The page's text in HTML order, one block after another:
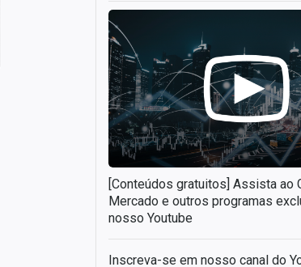
[Conteúdos gratuitos] Assista ao
Mercado e outros programas
nosso Youtube
Inscreva-se em nosso canal do